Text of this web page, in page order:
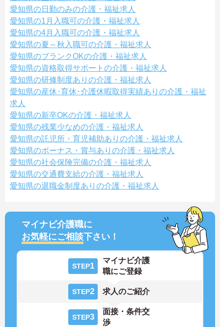
愛知県の日勤のみの介護・福祉求人
愛知県の1月入職可の介護・福祉求人
愛知県の4月入職可の介護・福祉求人
愛知県の夏～秋入職可の介護・福祉求人
愛知県のブランクOKの介護・福祉求人
愛知県の資格取得サポートの介護・福祉求人
愛知県の研修制度ありの介護・福祉求人
愛知県の産休･育休･介護休暇取得実績ありの介護・福祉
求人
愛知県の新卒OKの介護・福祉求人
愛知県の残業少なめの介護・福祉求人
愛知県の託児所・育児補助ありの介護・福祉求人
愛知県のボーナス・賞与ありの介護・福祉求人
愛知県の社会保険完備の介護・福祉求人
愛知県の交通費支給の介護・福祉求人
愛知県の退職金制度ありの介護・福祉求人
マイナビ介護職に
お気軽にご相談下さい！
STEP1
マイナビ介護
職にご登録
STEP2 求人のご紹介
STEP3
面接・条件交
渉